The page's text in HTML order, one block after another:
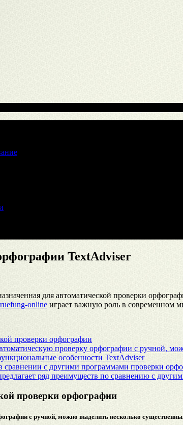
TextAdviser
для автоматической проверки
online играет важную роль в современном
проверки орфографии
проверку орфографии с ручной,
особенности TextAdviser
сравнении с другими программами проверки
ряд преимуществ по сравнению с
проверки орфографии
с ручной, можно выделить несколько